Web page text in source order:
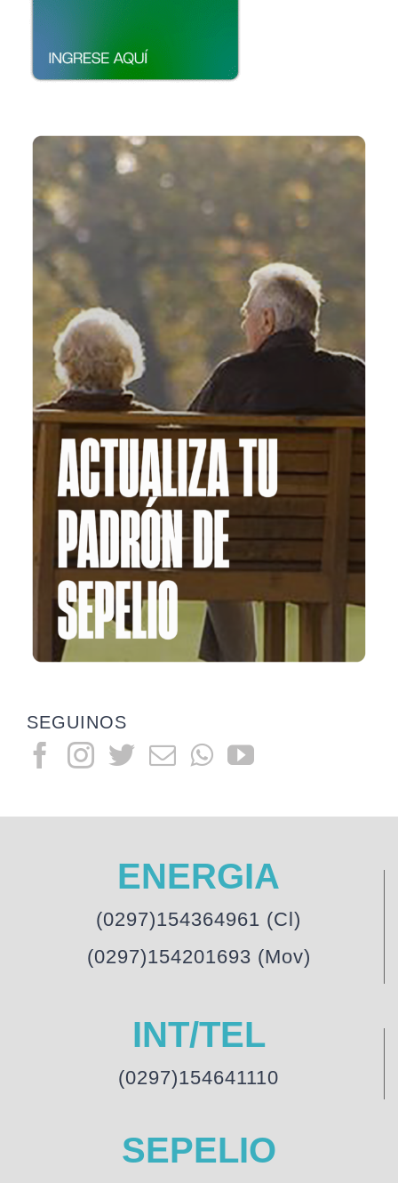
SEGUINOS
ENERGIA
(0297)154364961 (Cl)
(0297)154201693 (Mov)
INT/TEL
(0297)154641110
SEPELIO